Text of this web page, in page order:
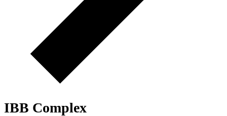
IBB Complex